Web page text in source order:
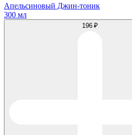
Апельсиновый Джин-тоник
300 мл
196 ₽